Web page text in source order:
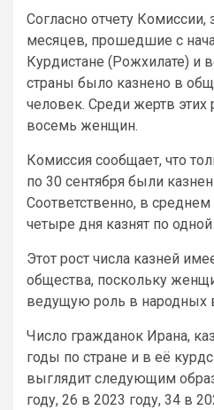
Согласно отчету Комиссии,
месяцев, прошедшие с
Курдистане (Рожхилате) и
страны было казнено в
человек. Среди жертв этих
восемь женщин.
Комиссия сообщает, что
по 30 сентября были
Соответственно, в
четыре дня казнят по
Этот рост числа казней
общества, поскольку
ведущую роль в народных
Число гражданок Ирана,
годы по стране и в её
выглядит следующим
году, 26 в 2023 году, 34 в